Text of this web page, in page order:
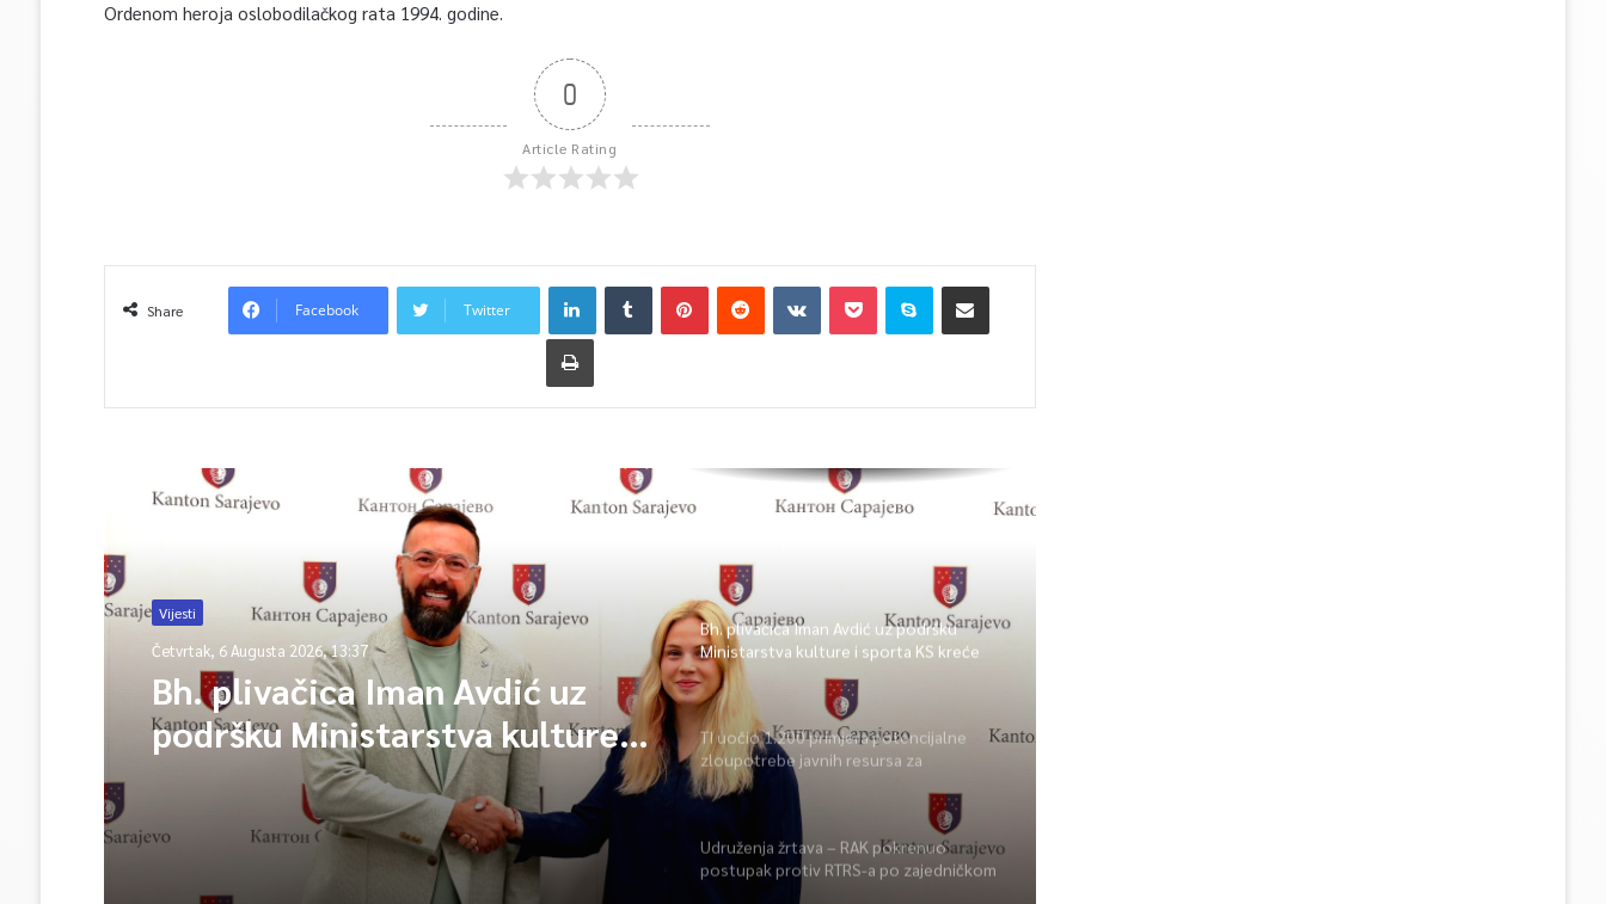
Ordenom heroja oslobodilačkog rata 1994. godine.
0
Article Rating
Share Facebook Twitter
Read Next
Vijesti
Četvrtak, 6 Augusta 2026, 13:37
Bh. plivačica Iman Avdić uz
podršku Ministarstva kulture i
sporta KS kreće na Evropsko
prvenstvo i Mediteranske igre
Općina Centar: Potpisani ugovori za
socijalne zaštite
Bh. plivačica Iman Avdić uz podršku
Ministarstva kulture i sporta KS kreće
na Evropsko prvenstvo i Mediteranske
igre
TI uočio 1.200 primjera potencijalne
zloupotrebe javnih resursa za
promociju stranaka
Udruženja žrtava – RAK pokrenuo
postupak protiv RTRS-a po zajedničkom
prigovoru pet udruženja žrtava